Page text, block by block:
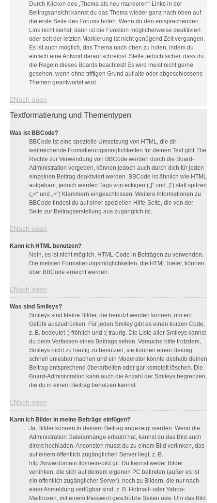
Durch Klicken des „Thema als neu markieren“-Links in der
Beitragsansicht kannst du das Thema wieder ganz nach oben auf
die erste Seite des Forums holen. Wenn du den entsprechenden
Link nicht siehst, dann ist die Funktion möglicherweise deaktiviert
oder seit der letzten Markierung ist nicht genügend Zeit vergangen.
Es ist auch möglich, das Thema nach oben zu holen, indem du
einfach eine Antwort darauf schreibst. Stelle jedoch sicher, dass du
die Regeln dieses Boards beachtest! Es wird meist nicht gerne
gesehen, wenn ohne triftigen Grund auf alte oder abgeschlossene
Themen geantwortet wird.
Nach oben
Textformatierung und Thementypen
Was ist BBCode?
BBCode ist eine spezielle Umsetzung von HTML, die dir
weitreichende Formatierungsmöglichkeiten für deinen Text gibt. Die
Rechte zur Verwendung von BBCode werden durch die Board-
Administration vergeben, können jedoch auch durch dich für jeden
einzelnen Beitrag deaktiviert werden. BBCode ist ähnlich wie HTML
aufgebaut, jedoch werden Tags von eckigen („[“ und „]“) statt spitzen
(„<“ und „>“) Klammern eingeschlossen. Weitere Informationen zu
BBCode findest du auf einer speziellen Hilfe-Seite, die von der
Seite zur Beitragserstellung aus zugänglich ist.
Nach oben
Kann ich HTML benutzen?
Nein, es ist nicht möglich, HTML-Code in Beiträgen zu verwenden.
Die meisten Formatierungsmöglichkeiten, die HTML bietet, können
über BBCode erreicht werden.
Nach oben
Was sind Smileys?
Smileys sind kleine Bilder, die benutzt werden können, um ein
Gefühl auszudrücken. Für jeden Smiley gibt es einen kurzen Code,
z. B. bedeutet :) fröhlich und :( traurig. Die Liste aller Smileys kannst
du beim Verfassen eines Beitrags sehen. Versuche bitte trotzdem,
Smileys nicht zu häufig zu benutzen, sie können einen Beitrag
schnell unlesbar machen und ein Moderator könnte deshalb deinen
Beitrag entsprechend überarbeiten oder gar komplett löschen. Die
Board-Administration kann auch die Anzahl der Smileys begrenzen,
die du in einem Beitrag benutzen kannst.
Nach oben
Kann ich Bilder in meine Beiträge einfügen?
Ja, Bilder können in deinem Beitrag angezeigt werden. Wenn die
Administration Dateianhänge erlaubt hat, kannst du das Bild auch
direkt hochladen. Ansonsten musst du zu einem Bild verlinken, das
auf einem öffentlich zugänglichen Server liegt, z. B.
http://www.domain.tld/mein-bild.gif. Du kannst weder Bilder
verlinken, die sich auf deinem eigenen PC befinden (außer es ist
ein öffentlich zugänglicher Server), noch zu Bildern, die nur nach
einer Anmeldung verfügbar sind, z. B. Hotmail- oder Yahoo-
Mailboxen, mit einem Passwort geschützte Seiten usw. Um das Bild